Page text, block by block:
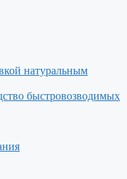
натуральным
быстровозводимых